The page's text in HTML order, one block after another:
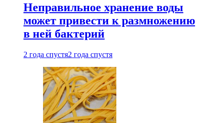
Неправильное хранение воды
может привести к размножению
в ней бактерий
2 года спустя2 года спустя